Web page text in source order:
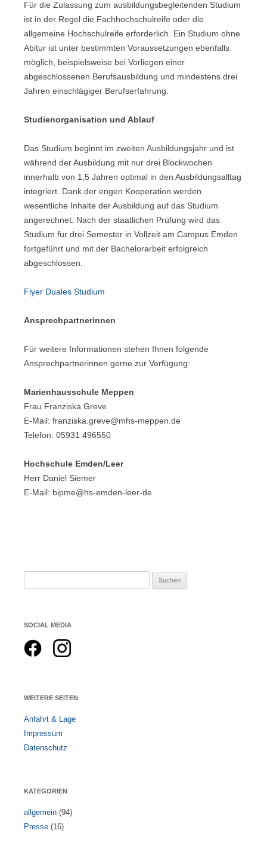
Für die Zulassung zum ausbildungsbegleitenden Studium
ist in der Regel die Fachhochschulreife oder die
allgemeine Hochschulreife erforderlich. Ein Studium ohne
Abitur ist unter bestimmten Voraussetzungen ebenfalls
möglich, beispielsweise bei Vorliegen einer
abgeschlossenen Berufsausbildung und mindestens drei
Jahren einschlägiger Berufserfahrung.
Studienorganisation und Ablauf
Das Studium beginnt im zweiten Ausbildungsjahr und ist
während der Ausbildung mit nur drei Blockwochen
innerhalb von 1,5 Jahren optimal in den Ausbildungsalltag
integriert. Dank der engen Kooperation werden
wesentliche Inhalte der Ausbildung auf das Studium
angerechnet. Nach der staatlichen Prüfung wird das
Studium für drei Semester in Vollzeit am Campus Emden
fortgeführt und mit der Bachelorarbeit erfolgreich
abgeschlossen.
Flyer Duales Studium
Ansprechpartnerinnen
Für weitere Informationen stehen Ihnen folgende
Ansprechpartnerinnen gerne zur Verfügung:
Marienhausschule Meppen
Frau Franziska Greve
E-Mail: franziska.greve@mhs-meppen.de
Telefon: 05931 496550
Hochschule Emden/Leer
Herr Daniel Siemer
E-Mail: bipme@hs-emden-leer-de
nach:
SOCIAL MEDIA
WEITERE SEITEN
Anfahrt & Lage
Impressum
Datenschutz
KATEGORIEN
allgemein (94)
Presse (16)